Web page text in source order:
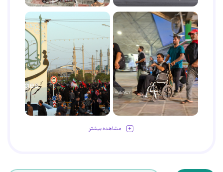
مشاهده بیشتر